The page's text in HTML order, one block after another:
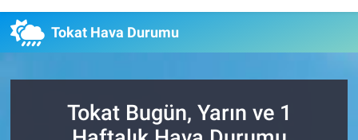
Tokat Hava Durumu
Tokat Bugün, Yarın ve 1
Yazarlar
Tüm Manşetler